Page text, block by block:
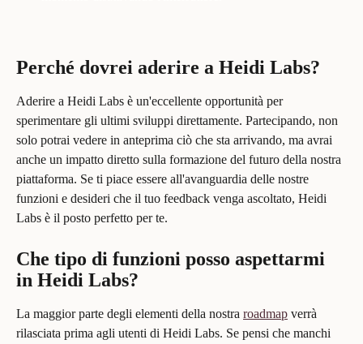
Perché dovrei aderire a Heidi Labs?
Aderire a Heidi Labs è un'eccellente opportunità per
sperimentare gli ultimi sviluppi direttamente. Partecipando, non
solo potrai vedere in anteprima ciò che sta arrivando, ma avrai
anche un impatto diretto sulla formazione del futuro della nostra
piattaforma. Se ti piace essere all'avanguardia delle nostre
funzioni e desideri che il tuo feedback venga ascoltato, Heidi
Labs è il posto perfetto per te.
Che tipo di funzioni posso aspettarmi
in Heidi Labs?
La maggior parte degli elementi della nostra roadmap verrà
rilasciata prima agli utenti di Heidi Labs. Se pensi che manchi